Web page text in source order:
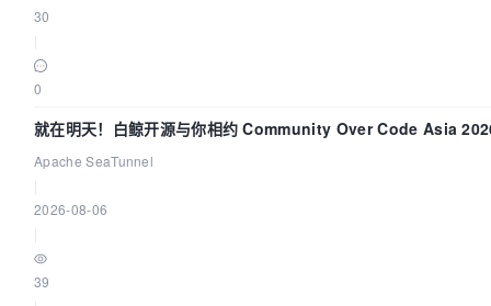
30
0
就在明天！白鲸开源与你相约 Community Over Code Asia
讲！
Apache SeaTunnel
2026-08-06
39